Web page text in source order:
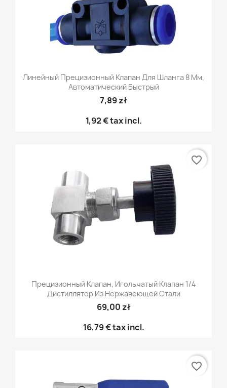
Линейный Прецизионный Клапан Для Шланга 8 Мм,
Автоматический Быстрый
7,89 zł
1,92 €tax incl.
Прецизионный Клапан, Игольчатый Клапан 1/4
Дистиллятор Из Нержавеющей Стали
69,00 zł
16,79 €tax incl.
favorite_border
favorite_border